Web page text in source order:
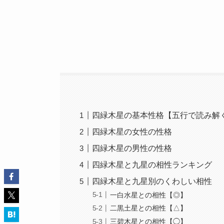
四緑木星の基本性格【五行で読み解
四緑木星の女性の性格
四緑木星の男性の性格
四緑木星と九星の相性ランキング
四緑木星と九星別のくわしい相性
一白水星との相性【◎】
二黒土星との相性【△】
三碧木星との相性【◯】